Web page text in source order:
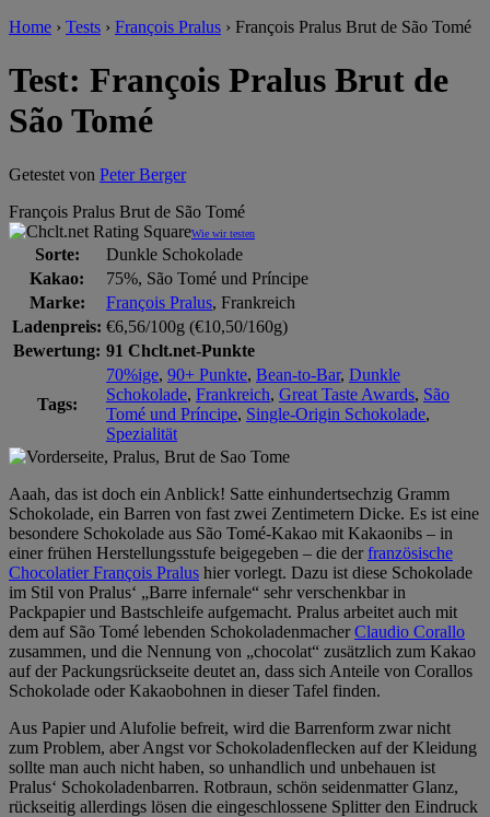
Home › Tests › François Pralus › François Pralus Brut de São Tomé
Test: François Pralus Brut de
São Tomé
Getestet von Peter Berger
François Pralus Brut de São Tomé
Wie wir testen
Sorte:
Dunkle Schokolade
Kakao:
75%, São Tomé und Príncipe
Marke:
François Pralus, Frankreich
Ladenpreis: €6,56/100g (€10,50/160g)
Bewertung: 91 Chclt.net-Punkte
Tags:
70%ige, 90+ Punkte, Bean-to-Bar, Dunkle
Schokolade, Frankreich, Great Taste Awards, São
Tomé und Príncipe, Single-Origin Schokolade,
Spezialität
Aaah, das ist doch ein Anblick! Satte einhundertsechzig Gramm
Schokolade, ein Barren von fast zwei Zentimetern Dicke. Es ist eine
besondere Schokolade aus São Tomé-Kakao mit Kakaonibs – in
einer frühen Herstellungsstufe beigegeben – die derfranzösische
Chocolatier François Pralus hier vorlegt. Dazu ist diese Schokolade
im Stil von Pralus‘ „Barre infernale“ sehr verschenkbar in
Packpapier und Bastschleife aufgemacht. Pralus arbeitet auch mit
dem auf São Tomé lebenden SchokoladenmacherClaudio Corallo
zusammen, und die Nennung von „chocolat“ zusätzlich zum Kakao
auf der Packungsrückseite deutet an, dass sich Anteile von Corallos
Schokolade oder Kakaobohnen in dieser Tafel finden.
Aus Papier und Alufolie befreit, wird die Barrenform zwar nicht
zum Problem, aber Angst vor Schokoladenflecken auf der Kleidung
sollte man auch nicht haben, so unhandlich und unbehauen ist
Pralus‘ Schokoladenbarren. Rotbraun, schön seidenmatter Glanz,
rückseitig allerdings lösen die eingeschlossene Splitter den Eindruck